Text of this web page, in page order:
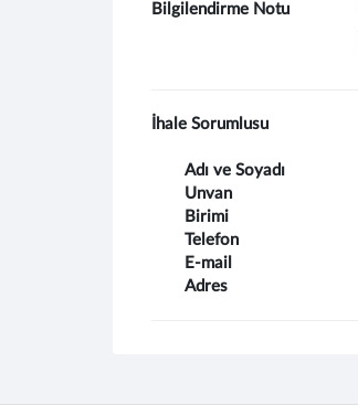
Bilgilendirme Notu
İhale Sorumlusu
Adı ve Soyadı
Unvan
Birimi
Telefon
E-mail
Adres